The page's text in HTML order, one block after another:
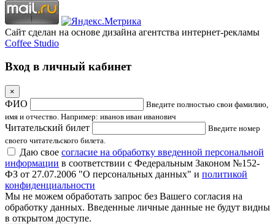
Сайт сделан на основе дизайна агентства интернет-рекламы
Coffee Studio
Вход в личный кабинет
×
ФИО
Введите полностью свои фамилию,
имя и отчество. Например: иванов иван иванович
Читательский билет
Введите номер
своего читательского билета.
Даю свое согласие на обработку введенной персональной
информации в соответствии с Федеральным Законом №152-
ФЗ от 27.07.2006 "О персональных данных" и политикой
конфиденциальности
Мы не можем обработать запрос без Вашего согласия на
обработку данных. Введенные личные данные не будут видны
в открытом доступе.